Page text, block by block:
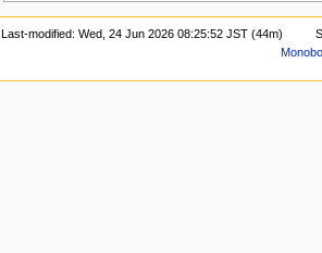
Last-modified: Wed, 24 Jun 2026 08:25:52 JST (44m)